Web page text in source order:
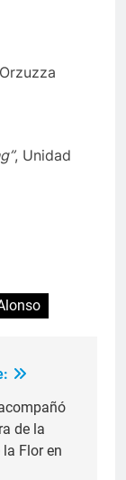
, Unidad
de la
Flor en